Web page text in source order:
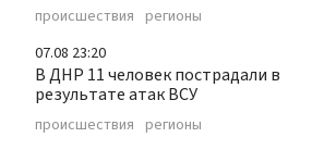
происшествия регионы
07.08 23:20
В ДНР 11 человек пострадали в
результате атак ВСУ
происшествия регионы